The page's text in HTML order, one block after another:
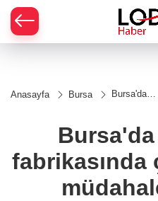
Anasayfa Bursa
Bursa'da
çıkan
yangına
ediliyor
fabrikasında